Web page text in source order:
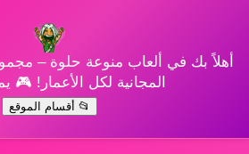
أهلاً بك في ألعاب منوعة حلوة –
المجانية لكل الأعمار! 🎮
📂 أقسام الموقع